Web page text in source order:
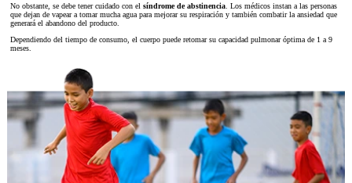
No obstante, se debe tener cuidado con el síndrome de abstinencia . Los médicos instan a las personas
que dejan de vapear a tomar mucha agua para mejorar su respiración y también combatir la ansiedad que
generará el abandono del producto.
Dependiendo del tiempo de consumo, el cuerpo puede retomar su capacidad pulmonar óptima de 1 a 9
meses.